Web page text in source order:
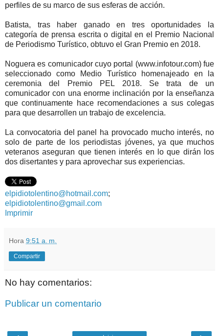
perfiles de su marco de sus esferas de acción.
Batista, tras haber ganado en tres oportunidades la
categoría de prensa escrita o digital en el Premio Nacional
de Periodismo Turístico, obtuvo el Gran Premio en 2018.
Noguera es comunicador cuyo portal (www.infotour.com) fue
seleccionado como Medio Turístico homenajeado en la
ceremonia del Premio PEL 2018. Se trata de un
comunicador con una enorme inclinación por la enseñanza
que continuamente hace recomendaciones a sus colegas
para que desarrollen un trabajo de excelencia.
La convocatoria del panel ha provocado mucho interés, no
solo de parte de los periodistas jóvenes, ya que muchos
veteranos aseguran que tienen interés en lo que dirán los
dos disertantes y para aprovechar sus experiencias.
elpidiotolentino@hotmail.com;
elpidiotolentino@gmail.com
Imprimir
Hora 9:51 a. m.
Compartir
No hay comentarios:
Publicar un comentario